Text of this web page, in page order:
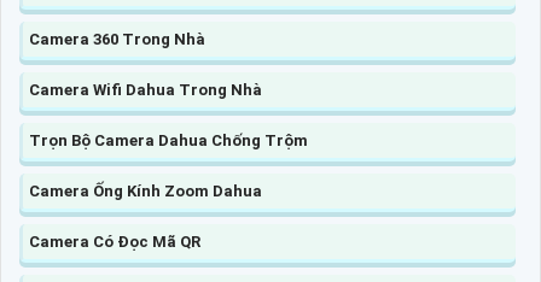
Camera 360 Trong Nhà
Camera Wifi Dahua Trong Nhà
Trọn Bộ Camera Dahua Chống Trộm
Camera Ống Kính Zoom Dahua
Camera Có Đọc Mã QR